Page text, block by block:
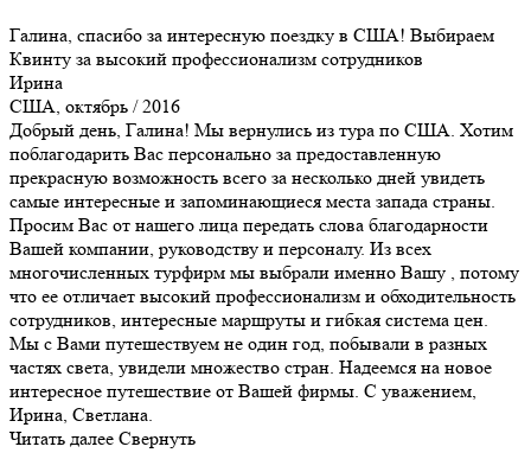
Галина, спасибо за интересную поездку в США! Выбираем
Квинту за высокий профессионализм сотрудников
Ирина
США, октябрь / 2016
Добрый день, Галина! Мы вернулись из тура по США. Хотим
поблагодарить Вас персонально за предоставленную
прекрасную возможность всего за несколько дней увидеть
самые интересные и запоминающиеся места запада страны.
Просим Вас от нашего лица передать слова благодарности
Вашей компании, руководству и персоналу. Из всех
многочисленных турфирм мы выбрали именно Вашу , потому
что ее отличает высокий профессионализм и обходительность
сотрудников, интересные маршруты и гибкая система цен.
Мы с Вами путешествуем не один год, побывали в разных
частях света, увидели множество стран. Надеемся на новое
интересное путешествие от Вашей фирмы. С уважением,
Ирина, Светлана.
Читать далее Свернуть